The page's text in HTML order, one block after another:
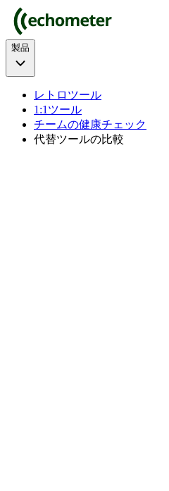
製品
レトロツール
1:1ツール
チームの健康チェック
代替ツールの比較